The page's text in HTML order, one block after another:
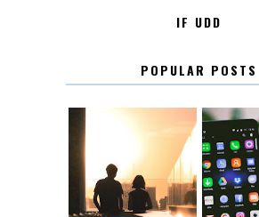
IF UDD
POPULAR POSTS
KONTAKT